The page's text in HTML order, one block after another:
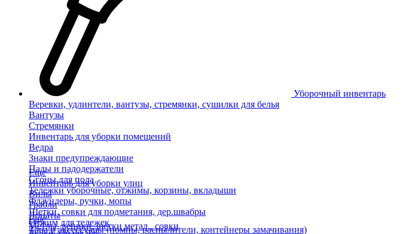
Уборочный инвентарь
Веревки, удлинтели, вантузы, стремянки, сушилки для белья
Вантузы
Стремянки
Инвентарь для уборки помещений
Ведра
Знаки предупреждающие
Пады и падодержатели
Сгоны для пола
Тележки уборочные, отжимы, корзины, вкладыши
Флаундеры, ручки, мопы
Щетки, совки для подметания, дер.швабры
Отжим для тележек
Еще
Инвентарь для уборки улиц
Вилы
Грабли
Лопаты
Метлы, веники, щетки метал., совки
Еще
Тара и аксессуары (помпы, распылители, контейнеры замачивания)